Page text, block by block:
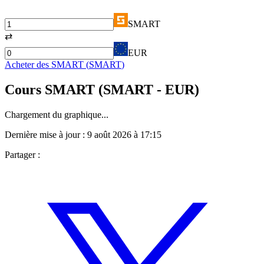
SMART
⇄
EUR
Acheter des SMART (SMART)
Cours SMART (SMART - EUR)
Chargement du graphique...
Dernière mise à jour : 9 août 2026 à 17:15
Partager :